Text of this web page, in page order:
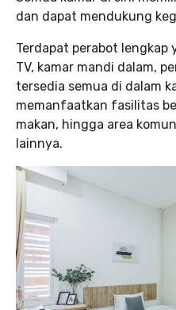
dan dapat mendukung
Terdapat perabot lengkap
TV, kamar mandi dalam,
tersedia semua di dalam
memanfaatkan fasilitas
makan, hingga area
lainnya.